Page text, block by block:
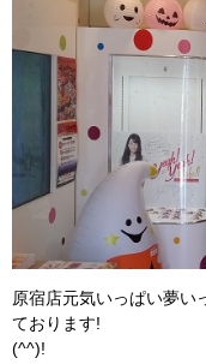
原宿店元気いっぱい夢
ております!
(^^)!